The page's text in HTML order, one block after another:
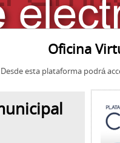
Oficina
Desde esta plataforma podrá